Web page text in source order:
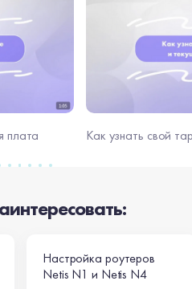
плата Как узнать свой
Настройка роутеров
Netis N1 и Netis N4